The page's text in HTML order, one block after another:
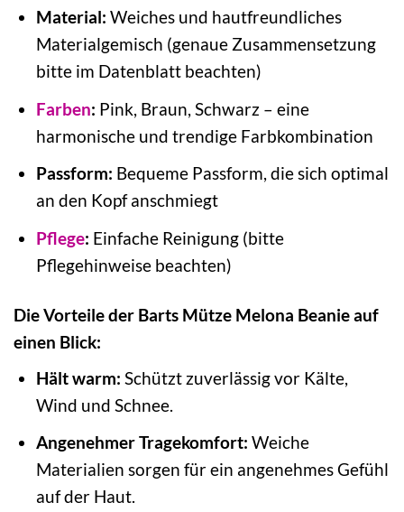
Material: Weiches und hautfreundliches
Materialgemisch (genaue Zusammensetzung
bitte im Datenblatt beachten)
Farben: Pink, Braun, Schwarz – eine
harmonische und trendige Farbkombination
Passform: Bequeme Passform, die sich optimal
an den Kopf anschmiegt
Pflege: Einfache Reinigung (bitte
Pflegehinweise beachten)
Die Vorteile der Barts Mütze Melona Beanie auf
einen Blick:
Hält warm: Schützt zuverlässig vor Kälte,
Wind und Schnee.
Angenehmer Tragekomfort: Weiche
Materialien sorgen für ein angenehmes Gefühl
auf der Haut.